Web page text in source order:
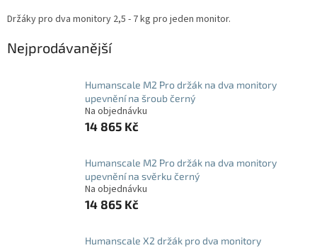
Držáky pro dva monitory 2,5 - 7 kg pro jeden monitor.
Nejprodávanější
Humanscale M2 Pro držák na dva monitory
upevnění na šroub černý
Na objednávku
14 865 Kč
Humanscale M2 Pro držák na dva monitory
upevnění na svěrku černý
Na objednávku
14 865 Kč
Humanscale X2 držák pro dva monitory